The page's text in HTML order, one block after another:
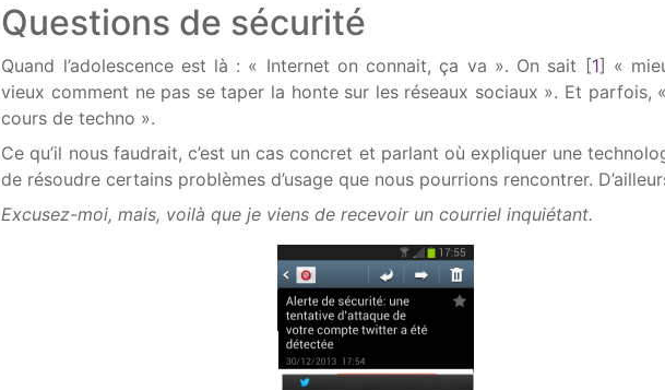
Questions de sécurité
Quand l’adolescence est là : « Internet on connait, ça va ». On sait [1] «
vieux comment ne pas se taper la honte sur les réseaux sociaux ». Et parfois,
cours de techno ».
Ce qu’il nous faudrait, c’est un cas concret et parlant où expliquer une
de résoudre certains problèmes d’usage que nous pourrions rencontrer.
Excusez-moi, mais, voilà que je viens de recevoir un courriel inquiétant.